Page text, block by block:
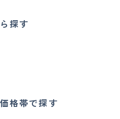
探す
格帯で探す